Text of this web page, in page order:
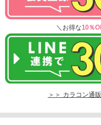
＼お得な10％
＞＞ カラコン通